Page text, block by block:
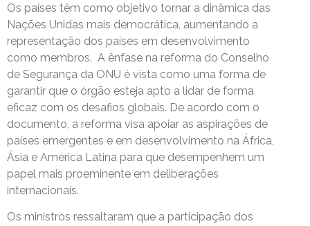
Os países têm como objetivo tornar a dinâmica das
Nações Unidas mais democrática, aumentando a
representação dos países em desenvolvimento
como membros. A ênfase na reforma do Conselho
de Segurança da ONU é vista como uma forma de
garantir que o órgão esteja apto a lidar de forma
eficaz com os desafios globais. De acordo com o
documento, a reforma visa apoiar as aspirações de
países emergentes e em desenvolvimento na África,
Ásia e América Latina para que desempenhem um
papel mais proeminente em deliberações
internacionais.
Os ministros ressaltaram que a participação dos